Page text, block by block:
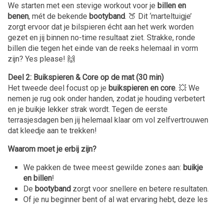
We starten met een stevige workout voor je billen en
benen, mét de bekende bootyband. 🍑 Dit ‘marteltuigje’
zorgt ervoor dat je bilspieren écht aan het werk worden
gezet en jij binnen no-time resultaat ziet. Strakke, ronde
billen die tegen het einde van de reeks helemaal in vorm
zijn? Yes please! 🙌
Deel 2: Buikspieren & Core op de mat (30 min)
Het tweede deel focust op je buikspieren en core. 💥 We
nemen je rug ook onder handen, zodat je houding verbetert
en je buikje lekker strak wordt. Tegen de eerste
terrasjesdagen ben jij helemaal klaar om vol zelfvertrouwen
dat kleedje aan te trekken!
Waarom moet je erbij zijn?
We pakken de twee meest gewilde zones aan: buikje
en billen!
De bootyband zorgt voor snellere en betere resultaten.
Of je nu beginner bent of al wat ervaring hebt, deze les